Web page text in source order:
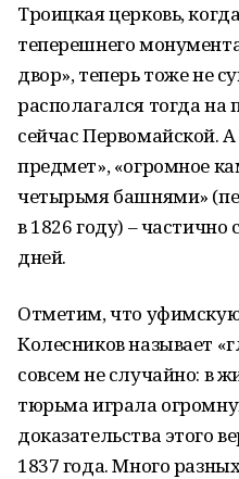
Троицкая церковь,
теперешнего
двор», теперь тоже не
располагался тогда
сейчас Первомайской.
предмет», «огромное
четырьмя башнями»
в 1826 году) –
дней.
Отметим, что
Колесников называет
совсем не случайно: в
тюрьма играла
доказательства этого
1837 года. Много